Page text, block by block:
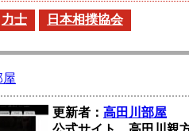
力士 日本相撲協会
屋
更新者： 高田川部屋